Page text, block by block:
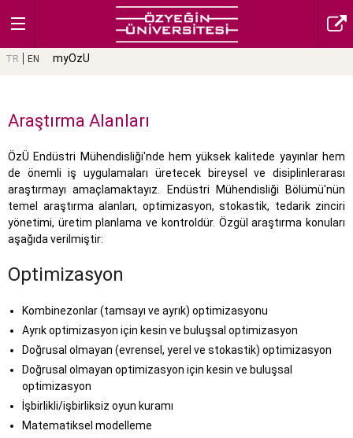
TR EN myOzU
Araştırma Alanları
ÖzÜ Endüstri Mühendisliği'nde hem yüksek kalitede yayınlar hem
de önemli iş uygulamaları üretecek bireysel ve disiplinlerarası
araştırmayı amaçlamaktayız. Endüstri Mühendisliği Bölümü'nün
temel araştırma alanları, optimizasyon, stokastik, tedarik zinciri
yönetimi, üretim planlama ve kontroldür. Özgül araştırma konuları
aşağıda verilmiştir:
Optimizasyon
Kombinezonlar (tamsayı ve ayrık) optimizasyonu
Ayrık optimizasyon için kesin ve buluşsal optimizasyon
Doğrusal olmayan (evrensel, yerel ve stokastik) optimizasyon
Doğrusal olmayan optimizasyon için kesin ve buluşsal
optimizasyon
İşbirlikli/işbirliksiz oyun kuramı
Matematiksel modelleme